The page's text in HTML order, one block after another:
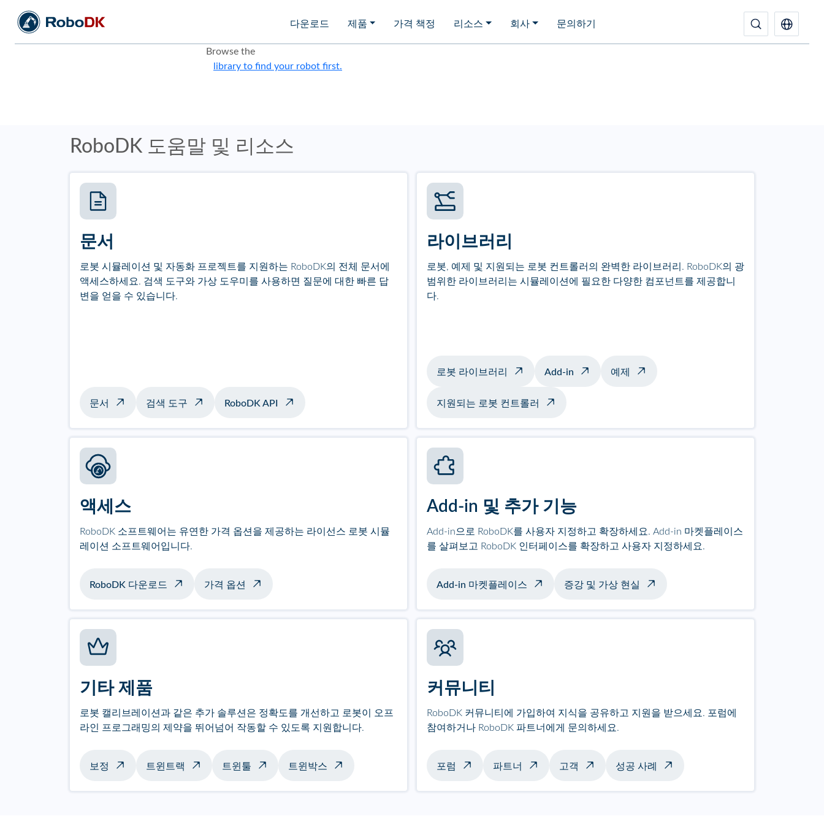
다운로드 제품 가격 책정 리소스 회사 문의하기
Browse the
library to find your robot first.
RoboDK 도움말 및 리소스
문서
로봇 시뮬레이션 및 자동화 프로젝트를 지원하는 RoboDK의 전체 문서에
액세스하세요. 검색 도구와 가상 도우미를 사용하면 질문에 대한 빠른 답
변을 얻을 수 있습니다.
문서 검색 도구 RoboDK API
라이브러리
로봇, 예제 및 지원되는 로봇 컨트롤러의 완벽한 라이브러리. RoboDK의 광
범위한 라이브러리는 시뮬레이션에 필요한 다양한 컴포넌트를 제공합니
다.
로봇 라이브러리 Add-in 예제
지원되는 로봇 컨트롤러
액세스
RoboDK 소프트웨어는 유연한 가격 옵션을 제공하는 라이선스 로봇 시뮬
레이션 소프트웨어입니다.
RoboDK 다운로드 가격 옵션
Add-in 및 추가 기능
Add-in으로 RoboDK를 사용자 지정하고 확장하세요. Add-in 마켓플레이스
를 살펴보고 RoboDK 인터페이스를 확장하고 사용자 지정하세요.
Add-in 마켓플레이스 증강 및 가상 현실
기타 제품
로봇 캘리브레이션과 같은 추가 솔루션은 정확도를 개선하고 로봇이 오프
라인 프로그래밍의 제약을 뛰어넘어 작동할 수 있도록 지원합니다.
보정 트윈트랙 트윈툴 트윈박스
커뮤니티
RoboDK 커뮤니티에 가입하여 지식을 공유하고 지원을 받으세요. 포럼에
참여하거나 RoboDK 파트너에게 문의하세요.
포럼 파트너 고객 성공 사례